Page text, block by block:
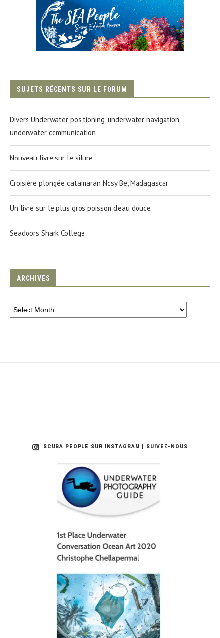
SUJETS RÉCENTS SUR LE FORUM
Divers Underwater positioning, underwater navigation
underwater communication
Nouveau livre sur le silure
Croisière plongée catamaran Nosy Be, Madagascar
Un livre sur le plus gros poisson d'eau douce
Seadoors Shark College
ARCHIVES
SCUBA PEOPLE SUR INSTAGRAM | SUIVEZ-NOUS
scuba_people_magazine